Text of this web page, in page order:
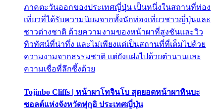
ภาคตะวันออกของประเทศญี่ปุ่น เป็นหนึ่งในสถานที่ท่อง
เที่ยวที่ได้รับความนิยมจากทั้งนักท่องเที่ยวชาวญี่ปุ่นและ
ชาวต่างชาติ ด้วยความงามของหน้าผาที่สูงชันและวิว
ทิวทัศน์ที่น่าทึ่ง และไม่เพียงแต่เป็นสถานที่ที่เต็มไปด้วย
ความงามจากธรรมชาติ แต่ยังแฝงไปด้วยตำนานและ
ความเชื่อที่ลึกซึ้งด้วย
Tojinbo Cliffs | หน้าผาโทจินโบ สุดยอดหน้าผาหินบะ
ซอลต์แห่งจังหวัดฟุกุอิ ประเทศญี่ปุ่น